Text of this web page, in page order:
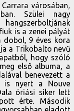
városában,
Szülei nagy
is a zenei pályát
dobol, 9 éves kora
a Trikobalto nevű
hogy szóló
első albuma, a
benevezett a
is nyert a Nouve
óriási siker lett
érte. Második